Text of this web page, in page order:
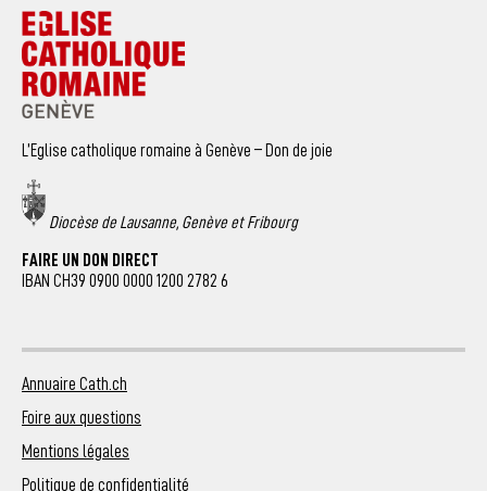
L’Eglise catholique romaine à Genève – Don de joie
Diocèse de Lausanne, Genève et Fribourg
FAIRE UN DON DIRECT
IBAN CH39 0900 0000 1200 2782 6
Annuaire Cath.ch
Foire aux questions
Mentions légales
Politique de confidentialité